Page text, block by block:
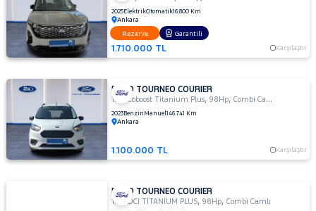
HYUNDAI
ISUZU
Iveco
Jaecoo
KIA
LANCIA
2025ElektrikOtomatik16.800 Km
Ankara
1.710.000 TL Karşılaştır
Rezerve Garantili
FORD TOURNEO COURIER
1.0 Ecoboost Titanium Plus,98Hp,Combi Camlı
2023Benzin Manuel146.741 Km
Ankara
1.100.000 TL Karşılaştır
FORD TOURNEO COURIER
1.5 TDCI TİTANİUM PLUS,98Hp,Combi Camlı